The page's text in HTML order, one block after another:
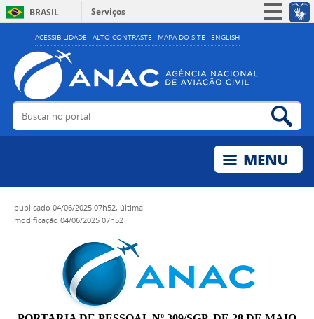
ACESSIBILIDADE ALTO CONTRASTE MAPA DO SITE ENGLISH
BRASIL
Serviços
Simplifique!
Acesso à informação
Legislação
Buscar no portal
publicado 04/06/2025 07h52, última
modificação 04/06/2025 07h52